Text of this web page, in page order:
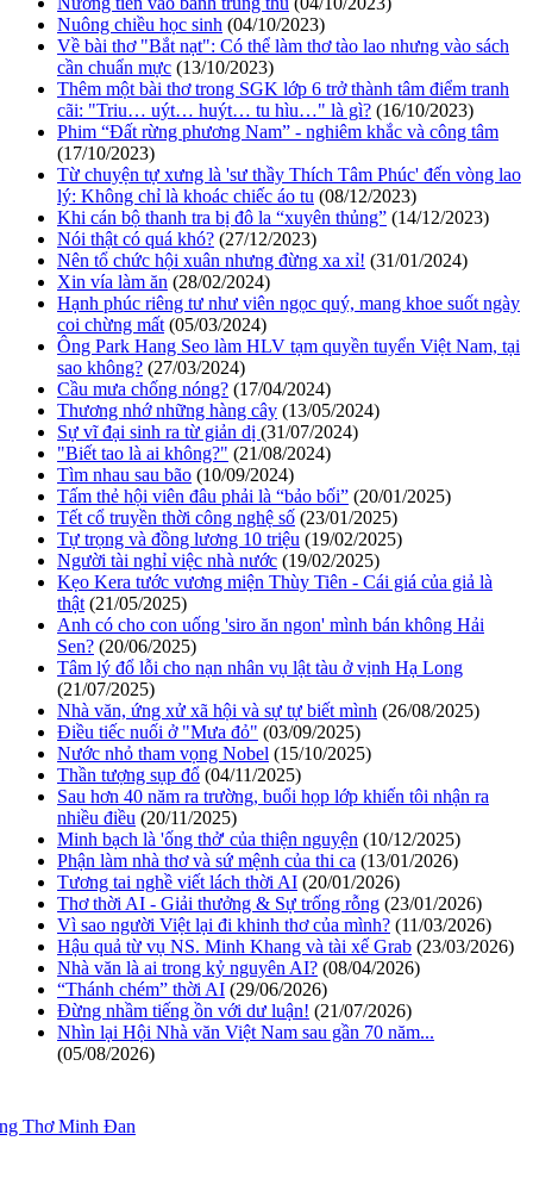
Nuông chiều học sinh (04/10/2023)
Về bài thơ "Bắt nạt": Có thể làm thơ tào lao nhưng vào sách
cần chuẩn mực (13/10/2023)
Thêm một bài thơ trong SGK lớp 6 trở thành tâm điểm tranh
cãi: "Triu… uýt… huýt… tu hìu…" là gì? (16/10/2023)
Phim “Đất rừng phương Nam” - nghiêm khắc và công tâm
(17/10/2023)
Từ chuyện tự xưng là 'sư thầy Thích Tâm Phúc' đến vòng lao
lý: Không chỉ là khoác chiếc áo tu (08/12/2023)
Khi cán bộ thanh tra bị đô la “xuyên thủng” (14/12/2023)
Nói thật có quá khó? (27/12/2023)
Nên tổ chức hội xuân nhưng đừng xa xỉ! (31/01/2024)
Xin vía làm ăn (28/02/2024)
Hạnh phúc riêng tư như viên ngọc quý, mang khoe suốt ngày
coi chừng mất (05/03/2024)
Ông Park Hang Seo làm HLV tạm quyền tuyển Việt Nam, tại
sao không? (27/03/2024)
Cầu mưa chống nóng? (17/04/2024)
Thương nhớ những hàng cây (13/05/2024)
Sự vĩ đại sinh ra từ giản dị (31/07/2024)
"Biết tao là ai không?" (21/08/2024)
Tìm nhau sau bão (10/09/2024)
Tấm thẻ hội viên đâu phải là “bảo bối” (20/01/2025)
Tết cổ truyền thời công nghệ số (23/01/2025)
Tự trọng và đồng lương 10 triệu (19/02/2025)
Người tài nghỉ việc nhà nước (19/02/2025)
Kẹo Kera tước vương miện Thùy Tiên - Cái giá của giả là
thật (21/05/2025)
Anh có cho con uống 'siro ăn ngon' mình bán không Hải
Sen? (20/06/2025)
Tâm lý đổ lỗi cho nạn nhân vụ lật tàu ở vịnh Hạ Long
(21/07/2025)
Nhà văn, ứng xử xã hội và sự tự biết mình (26/08/2025)
Điều tiếc nuối ở "Mưa đỏ" (03/09/2025)
Nước nhỏ tham vọng Nobel (15/10/2025)
Thần tượng sụp đổ (04/11/2025)
Sau hơn 40 năm ra trường, buổi họp lớp khiến tôi nhận ra
nhiều điều (20/11/2025)
Minh bạch là 'ống thở' của thiện nguyện (10/12/2025)
Phận làm nhà thơ và sứ mệnh của thi ca (13/01/2026)
Tương tai nghề viết lách thời AI (20/01/2026)
Thơ thời AI - Giải thưởng & Sự trống rỗng (23/01/2026)
Vì sao người Việt lại đi khinh thơ của mình? (11/03/2026)
Hậu quả từ vụ NS. Minh Khang và tài xế Grab (23/03/2026)
Nhà văn là ai trong kỷ nguyên AI? (08/04/2026)
“Thánh chém” thời AI (29/06/2026)
Đừng nhầm tiếng ồn với dư luận! (21/07/2026)
Nhìn lại Hội Nhà văn Việt Nam sau gần 70 năm...
(05/08/2026)
Thơ Minh Đan